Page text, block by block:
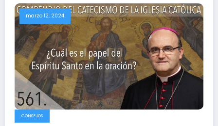
marzo 12, 2024
CONSEJOS